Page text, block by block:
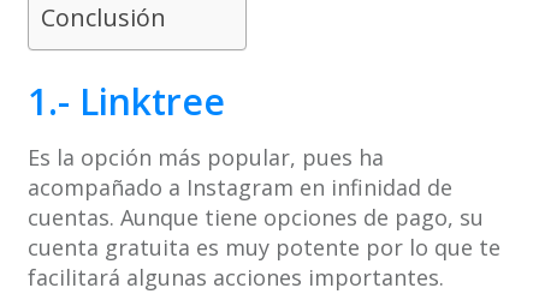
Conclusión
1.- Linktree
Es la opción más popular, pues ha
acompañado a Instagram en infinidad de
cuentas. Aunque tiene opciones de pago, su
cuenta gratuita es muy potente por lo que te
facilitará algunas acciones importantes.